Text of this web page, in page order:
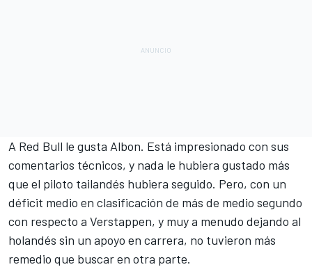
A Red Bull le gusta Albon. Está impresionado con sus
comentarios técnicos, y nada le hubiera gustado más
que el piloto tailandés hubiera seguido. Pero, con un
déficit medio en clasificación de más de medio segundo
con respecto a Verstappen, y muy a menudo dejando al
holandés sin un apoyo en carrera, no tuvieron más
remedio que buscar en otra parte.